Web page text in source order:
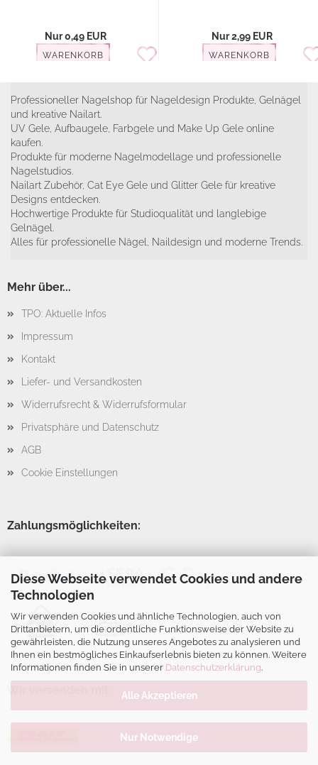
Diese Webseite verwendet Cookies und andere
Technologien
Wir verwenden Cookies und ähnliche Technologien, auch von
Drittanbietern, um die ordentliche Funktionsweise der Website zu
gewährleisten, die Nutzung unseres Angebotes zu analysieren und
Ihnen ein bestmögliches Einkaufserlebnis bieten zu können. Weitere
Informationen finden Sie in unserer Datenschutzerklärung.
Alle Akzeptieren
Nur Notwendige
Nur 0,49 EUR
WARENKORB
Nur 2,99 EUR
WARENKORB
Professioneller Nagelshop für Nageldesign Produkte, Gelnägel
und kreative Nailart.
UV Gele, Aufbaugele, Farbgele und Make Up Gele online
kaufen.
Produkte für moderne Nagelmodellage und professionelle
Nagelstudios.
Nailart Zubehör, Cat Eye Gele und Glitter Gele für kreative
Designs entdecken.
Hochwertige Produkte für Studioqualität und langlebige
Gelnägel.
Alles für professionelle Nägel, Naildesign und moderne Trends.
Mehr über...
TPO: Aktuelle Infos
Impressum
Kontakt
Liefer- und Versandkosten
Widerrufsrecht & Widerrufsformular
Privatsphäre und Datenschutz
AGB
Cookie Einstellungen
Zahlungsmöglichkeiten: